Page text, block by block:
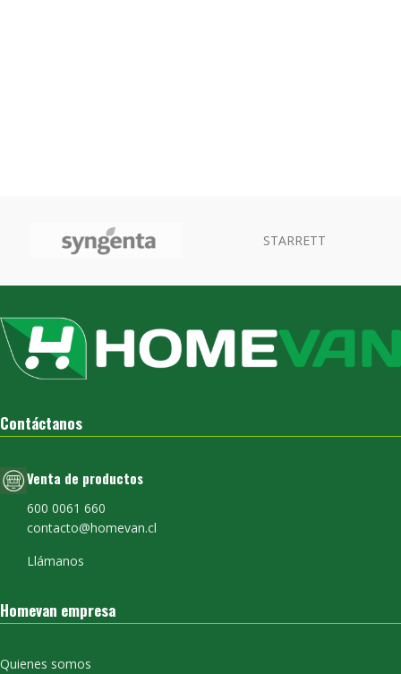
STARRETT
Contáctanos
Venta de productos
600 0061 660
contacto@homevan.cl
Llámanos
Homevan empresa
Quienes somos